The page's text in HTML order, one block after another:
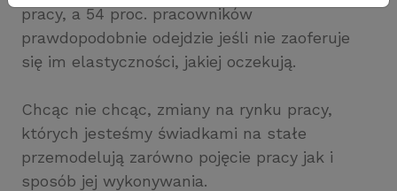
pracy, a 54 proc. pracowników
prawdopodobnie odejdzie jeśli nie zaoferuje
się im elastyczności, jakiej oczekują.
Chcąc nie chcąc, zmiany na rynku pracy,
których jesteśmy świadkami na stałe
przemodelują zarówno pojęcie pracy jak i
sposób jej wykonywania.